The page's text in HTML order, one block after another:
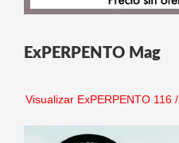
ExPERPENTO Mag
Visualizar ExPERPENTO 116/